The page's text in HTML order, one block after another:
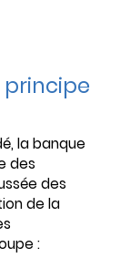
principe
la banque
des
des
de la
: